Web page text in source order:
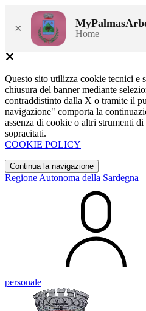
× Home
Questo sito utilizza cookie tecnici e
chiusura del banner mediante
contraddistinto dalla X o tramite il
navigazione" comporta la
assenza di cookie o altri strumenti
sopracitati.
COOKIE POLICY
Continua la navigazione
Regione Autonoma della Sardegna
personale